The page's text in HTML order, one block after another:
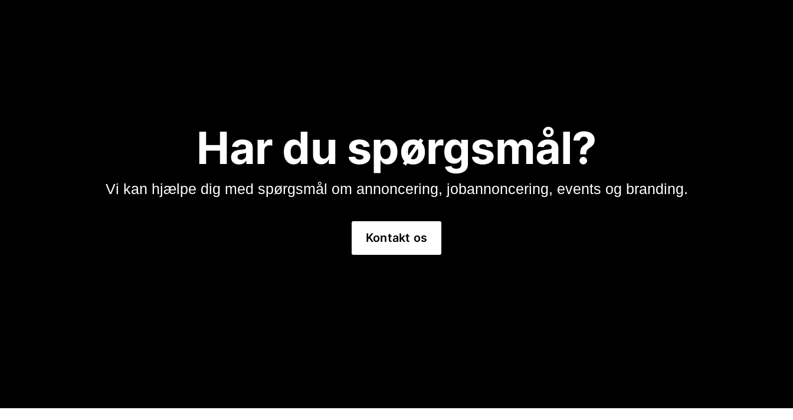
Har du spørgsmål?
Vi kan hjælpe dig med spørgsmål om annoncering, jobannoncering, events og branding.
Kontakt os